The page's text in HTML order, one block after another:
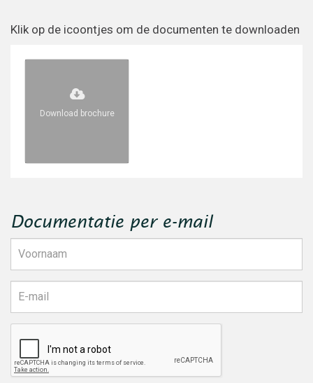
Klik op de icoontjes om de documenten te downloaden
Download brochure
Documentatie per e-mail